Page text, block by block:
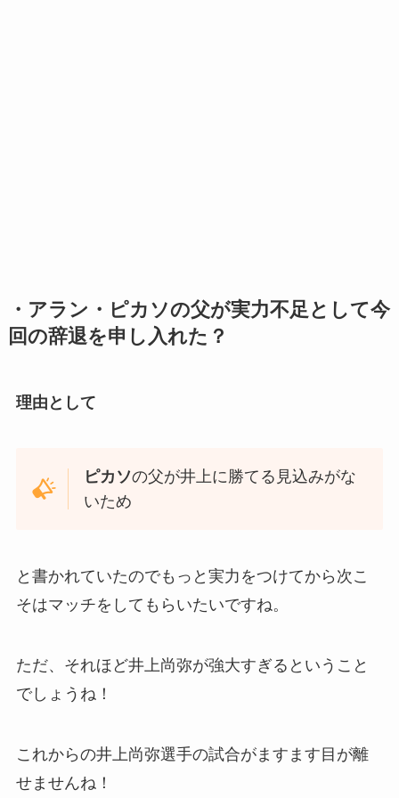
・アラン・ピカソの父が実力不足として今
回の辞退を申し入れた？
理由として
ピカソの父が井上に勝てる見込みがな
いため
と書かれていたのでもっと実力をつけてから次こ
そはマッチをしてもらいたいですね。
ただ、それほど井上尚弥が強大すぎるということ
でしょうね！
これからの井上尚弥選手の試合がますます目が離
せませんね！